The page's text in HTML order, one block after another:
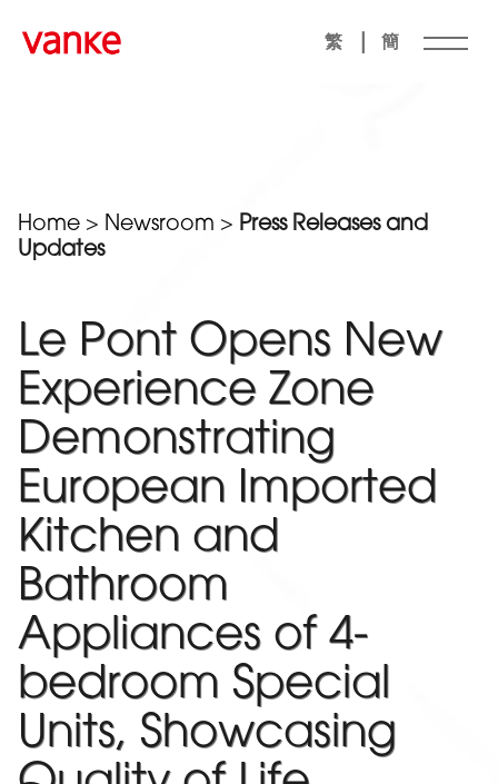
繁 | 簡
Home > Newsroom > Press Releases and
Updates
Le Pont Opens New
Experience Zone
Demonstrating
European Imported
Kitchen and
Bathroom
Appliances of 4-
bedroom Special
Units, Showcasing